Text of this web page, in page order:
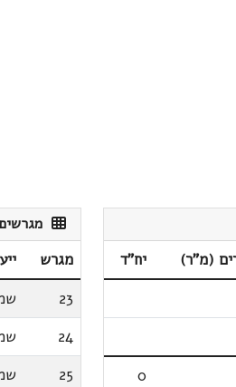
(מ"ר)
יח"ד
0
מגרשים
מגרש
23
24
25